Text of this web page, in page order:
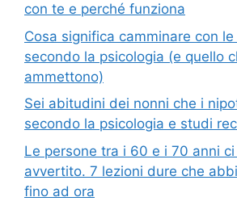
con te e perché funziona
Cosa significa camminare con
secondo la psicologia (e quello
ammettono)
Sei abitudini dei nonni che i
secondo la psicologia e studi
Le persone tra i 60 e i 70 anni
avvertito. 7 lezioni dure che
fino ad ora